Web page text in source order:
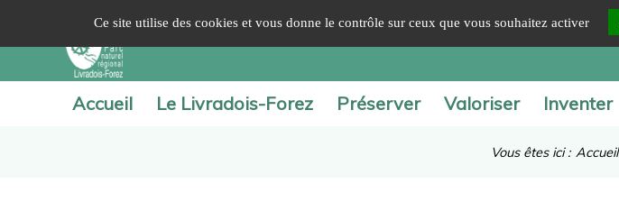
Accueil Le Livradois-Forez Préserver Valoriser Inventer
Vous êtes ici : Accueil
Ce site utilise des cookies et vous donne le contrôle sur ceux que vous souhaitez activer